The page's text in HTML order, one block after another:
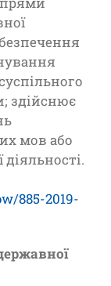
здійснює
мов або
885-2019-